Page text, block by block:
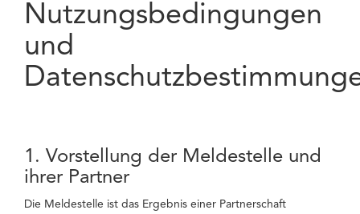
Nutzungsbedingungen
und
1. Vorstellung der Meldestelle und
ihrer Partner
Die Meldestelle ist das Ergebnis einer Partnerschaft